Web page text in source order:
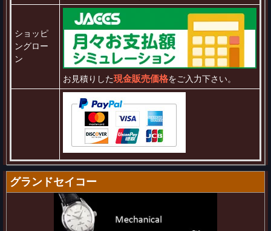
ショッピ
ングロー
ン
お見積りした現金販売価格をご入力下さい。
グランドセイコー